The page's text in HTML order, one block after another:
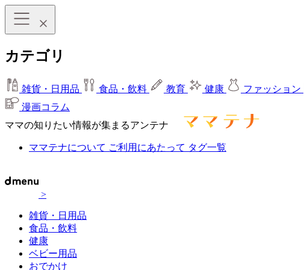
カテゴリ
雑貨・日用品 食品・飲料 教育 健康 ファッション
漫画コラム
ママの知りたい情報が集まるアンテナ
ママテナについて ご利用にあたって タグ一覧
>
雑貨・日用品
食品・飲料
健康
ベビー用品
おでかけ